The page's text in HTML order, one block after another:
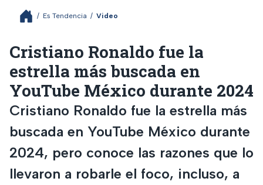
/ Es Tendencia / Video
Cristiano Ronaldo fue la
estrella más buscada en
YouTube México durante 2024
Cristiano Ronaldo fue la estrella más
buscada en YouTube México durante
2024, pero conoce las razones que lo
llevaron a robarle el foco, incluso, a